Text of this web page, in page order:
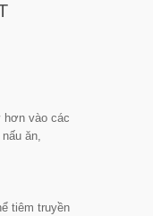
hơn vào các
ăn,
tiêm truyền